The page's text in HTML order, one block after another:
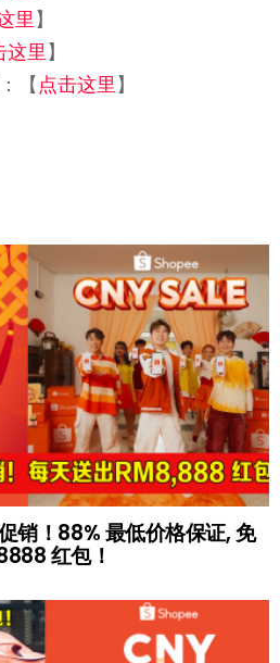
里 】
这里 】
【 点击这里 】
销！88% 最低价格保证, 免
红包！